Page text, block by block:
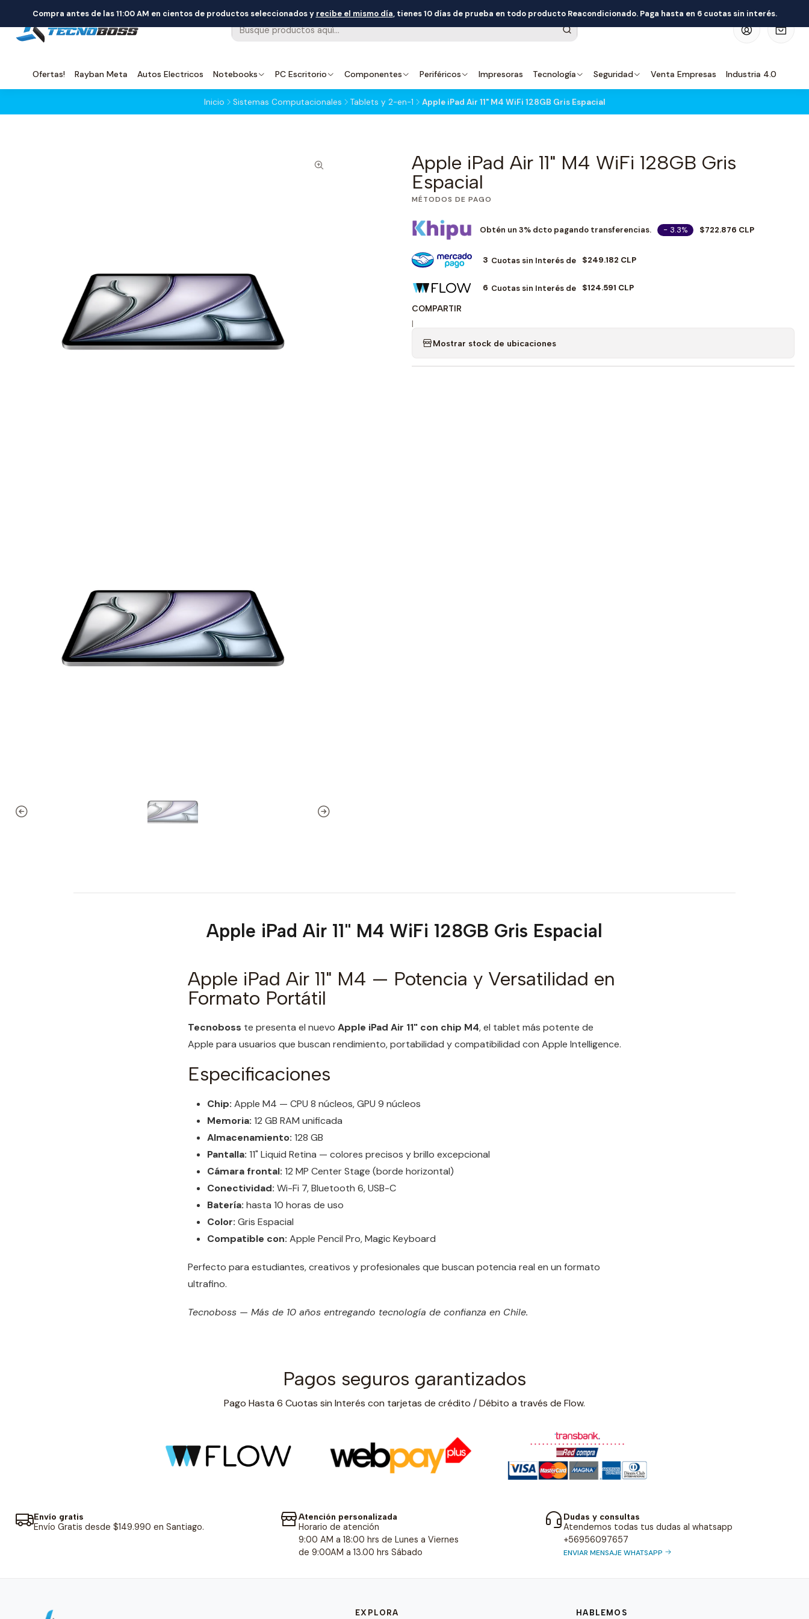
Ofertas! Rayban Meta Autos Electricos Notebooks PC Escritorio Componentes Periféricos Impresoras Tecnología Seguridad Venta Empresas Industria 4.0
Compra antes de las 11:00 AM en cientos de productos seleccionados y recibe el mismo día, tienes 10 días de prueba en todo producto Reacondicionado. Paga hasta en 6 cuotas sin interés.
Inicio Sistemas Computacionales Tablets y 2-en-1 Apple iPad Air 11" M4 WiFi 128GB Gris Espacial
Apple iPad Air 11" M4 WiFi 128GB Gris
Espacial
MÉTODOS DE PAGO
Obtén un 3% dcto pagando transferencias. - 3.3% $722.876 CLP
3 Cuotas sin Interés de $249.182 CLP
6 Cuotas sin Interés de $124.591 CLP
COMPARTIR
|
Mostrar stock de ubicaciones
Apple iPad Air 11" M4 WiFi 128GB Gris Espacial
Apple iPad Air 11" M4 — Potencia y Versatilidad en
Formato Portátil
Tecnoboss te presenta el nuevo Apple iPad Air 11" con chip M4, el tablet más potente de
Apple para usuarios que buscan rendimiento, portabilidad y compatibilidad con Apple Intelligence.
Especificaciones
Chip: Apple M4 — CPU 8 núcleos, GPU 9 núcleos
Memoria: 12 GB RAM unificada
Almacenamiento: 128 GB
Pantalla: 11" Liquid Retina — colores precisos y brillo excepcional
Cámara frontal: 12 MP Center Stage (borde horizontal)
Conectividad: Wi-Fi 7, Bluetooth 6, USB-C
Batería: hasta 10 horas de uso
Color: Gris Espacial
Compatible con: Apple Pencil Pro, Magic Keyboard
Perfecto para estudiantes, creativos y profesionales que buscan potencia real en un formato
ultrafino.
Tecnoboss — Más de 10 años entregando tecnología de confianza en Chile.
Pagos seguros garantizados
Pago Hasta 6 Cuotas sin Interés con tarjetas de crédito / Débito a través de Flow.
Envío gratis
Envío Gratis desde $149.990 en Santiago.
Atención personalizada
Horario de atención
9:00 AM a 18:00 hrs de Lunes a Viernes
de 9:00AM a 13.00 hrs Sábado
Dudas y consultas
Atendemos todas tus dudas al whatsapp
+56956097657
ENVIAR MENSAJE WHATSAPP
EXPLORA HABLEMOS